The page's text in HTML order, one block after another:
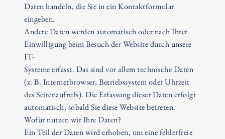
Daten handeln, die Sie in ein Kontaktformular
eingeben.
Andere Daten werden automatisch oder nach Ihrer
Einwilligung beim Besuch der Website durch unsere
IT-
Systeme erfasst. Das sind vor allem technische Daten
(z. B. Internetbrowser, Betriebssystem oder Uhrzeit
des Seitenaufrufs). Die Erfassung dieser Daten erfolgt
automatisch, sobald Sie diese Website betreten.
Wofür nutzen wir Ihre Daten?
Ein Teil der Daten wird erhoben, um eine fehlerfreie